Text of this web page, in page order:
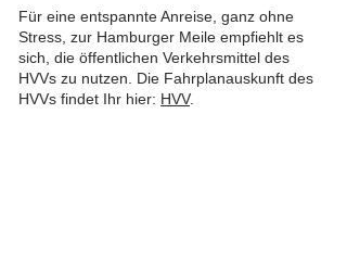
Für eine entspannte Anreise, ganz ohne
Stress, zur Hamburger Meile empfiehlt es
sich, die öffentlichen Verkehrsmittel des
HVVs zu nutzen. Die Fahrplanauskunft des
HVVs findet Ihr hier: HVV.